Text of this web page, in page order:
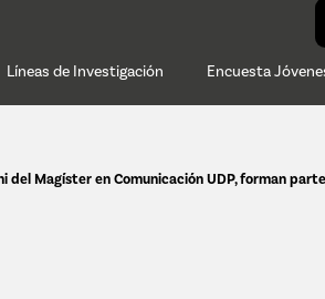
Líneas de Investigación Encuesta
del Magíster en Comunicación UDP, forman